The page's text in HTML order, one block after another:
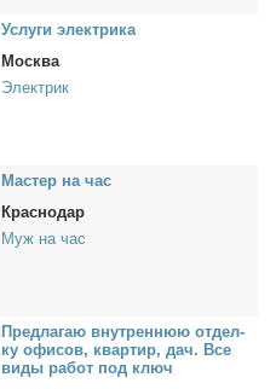
Услу­ги элек­три­ка
Москва
Электрик
Ма­стер на час
Краснодар
Муж на час
Пред­ла­гаю внут­рен­нюю от­дел­
ку офи­сов, квар­тир, дач. Все
ви­ды ра­бот под ключ